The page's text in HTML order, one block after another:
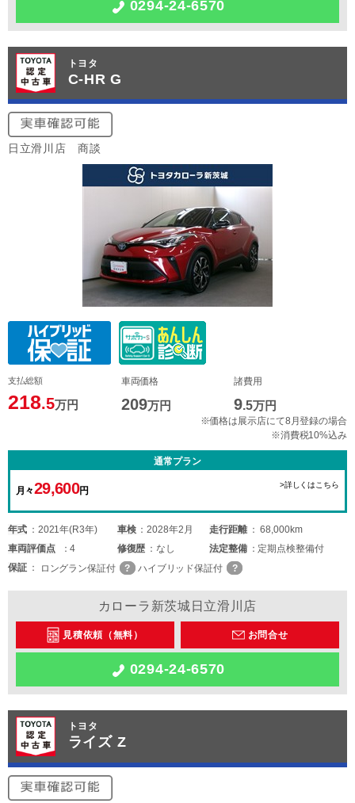
0294-24-6570
トヨタ
C-HR G
日立滑川店 商談
支払総額
218.5万円
車両価格
209万円
諸費用
9.5万円
※価格は展示店にて8月登録の場合
※消費税10%込み
通常プラン
月々29,600円
>詳しくはこちら
年式 2021年(R3年) 車検 2028年2月 走行距離
68,000km
車両評価点 4 修復歴 なし 法定整備
定期点検整備付
保証
ロングラン保証付 ハイブリッド保証付
カローラ新茨城日立滑川店
見積依頼（無料） お問合せ
0294-24-6570
トヨタ
ライズ Z